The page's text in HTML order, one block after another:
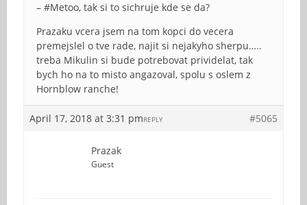
– #Metoo, tak si to sichruje kde se da?
Prazaku vcera jsem na tom kopci do vecera
premejslel o tve rade, najit si nejakyho sherpu…..
treba Mikulin si bude potrebovat prividelat, tak
bych ho na to misto angazoval, spolu s oslem z
Hornblow ranche!
April 17, 2018 at 3:31 pm #5065
REPLY
Prazak
Guest